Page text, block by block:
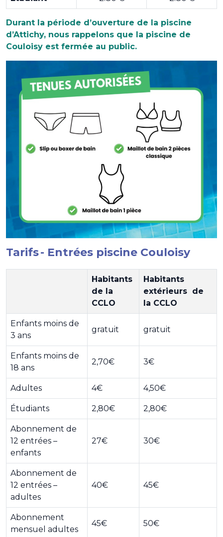
Durant la période d’ouverture de la piscine
d’Attichy, nous rappelons que la piscine de
Couloisy est fermée au public.
Tarifs - Entrées piscine Couloisy
Habitants
de la
CCLO
Habitants
extérieurs de
la CCLO
Enfants moins de
3 ans
gratuit gratuit
Enfants moins de
18 ans
2,70€ 3€
Adultes 4€ 4,50€
Étudiants 2,80€ 2,80€
Abonnement de
12 entrées –
enfants
27€ 30€
Abonnement de
12 entrées –
adultes
40€ 45€
Abonnement
mensuel adultes
45€ 50€